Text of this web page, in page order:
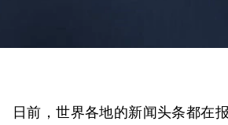
日前，世界各地的新闻头条都在